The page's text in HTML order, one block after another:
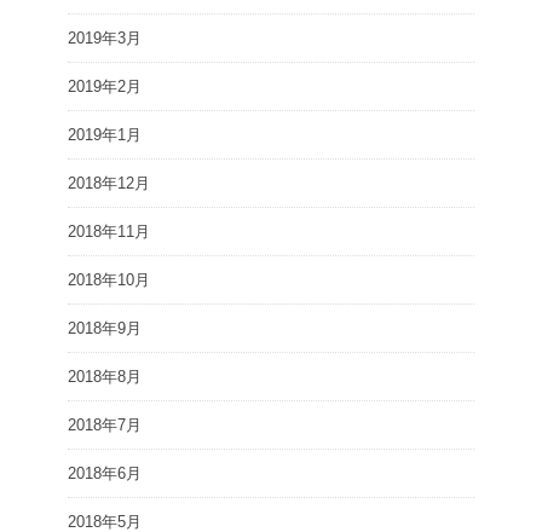
2019年3月
2019年2月
2019年1月
2018年12月
2018年11月
2018年10月
2018年9月
2018年8月
2018年7月
2018年6月
2018年5月